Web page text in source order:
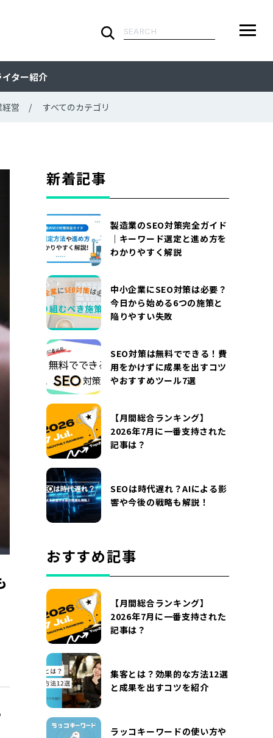
検
イター紹介
営 すべてのカテゴリ
ARTICLE
すべての記事
CATEGORY
WRITER
ライターで探す
MOVIE
DOCUMENT
お役立ち資料
お問い合わせ
『SUNGROVE』について
利用規約
広告掲載に関する規約
特定商取引法に基づく表記
新着記事
製造業のSEO対策完全ガイド
｜キーワード選定と進め方を
わかりやすく解説
中小企業にSEO対策は必要？
今日から始める6つの施策と
陥りやすい失敗
SEO対策は無料でできる！費
用をかけずに成果を出すコツ
やおすすめツール7選
【月間総合ランキング】
2026年7月に一番支持された
記事は？
SEOは時代遅れ？AIによる影
響や今後の戦略も解説！
おすすめ記事
【月間総合ランキング】
2026年7月に一番支持された
記事は？
集客とは？効果的な方法12選
と成果を出すコツを紹介
ラッコキーワードの使い方や